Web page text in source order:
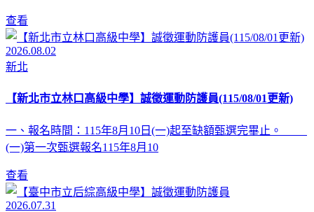
查看
2026.08.02
新北
【新北市立林口高級中學】誠徵運動防護員(115/08/01更新)
一、報名時間：115年8月10日(一)起至缺額甄選完畢止。
(一)第一次甄選報名115年8月10
查看
2026.07.31